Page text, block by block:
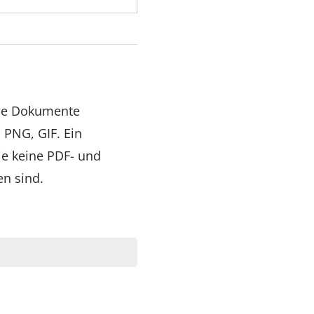
Dokumente
GIF. Ein
keine PDF- und
sind.